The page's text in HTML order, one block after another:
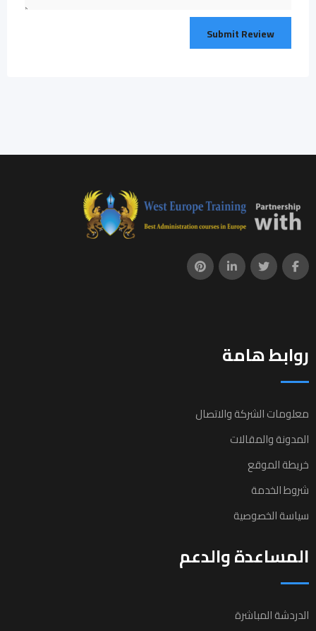
روابط هامة
معلومات الشركة والاتصال
المدونة والمقالات
خريطة الموقع
شروط الخدمة
سياسة الخصوصية
المساعدة والدعم
الدردشة المباشرة